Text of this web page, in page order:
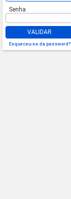
Senha
VALIDAR
Esqueceu-se da password?